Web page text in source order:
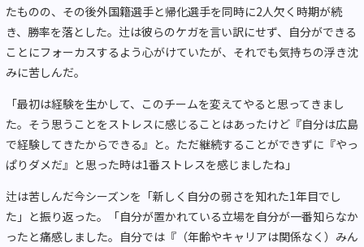
たものの、その後外国籍選手と帰化選手を同時に2人欠く時期が続
き、勝率を落とした。辻は彼らのケガを言い訳にせず、自分ができる
ことにフォーカスするよう心がけていたが、それでも気持ちの浮き沈
みに苦しんだ。
「最初は経験を生かして、このチームを変えてやると思ってきまし
た。そう思うことをストレスに感じることはあったけど『自分は広島
で経験してきたからできる』と。ただ継続することができずに『やっ
ぱりダメだ』と思った時は1番ストレスを感じましたね」
辻は苦しんだ今シーズンを「新しく自分の弱さを知れた1年目でし
た」と振り返った。「自分が置かれている立場を自分が一番知らなか
ったと痛感しました。自分では『（年齢やキャリアは関係なく）みん